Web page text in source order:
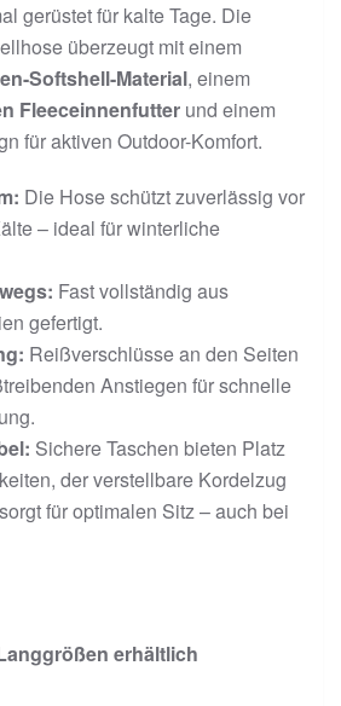
gerüstet für kalte Tage. Die
überzeugt mit einem
Softshell-Material, einem
Fleeceinnenfutter und einem
für aktiven Outdoor-Komfort.
Die Hose schützt zuverlässig vor
– ideal für winterliche
Fast vollständig aus
gefertigt.
Reißverschlüsse an den Seiten
Anstiegen für schnelle
Sichere Taschen bieten Platz
der verstellbare Kordelzug
für optimalen Sitz – auch bei
erhältlich